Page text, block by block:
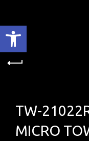
Ανοίξτε τη γραμμή εργαλείων
TW-
MICRO